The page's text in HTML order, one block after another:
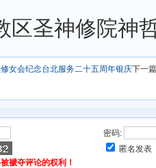
区圣神修院神
女会纪念台北服务二十五周年银庆下一
密码:
匿名发表
褫夺评论的权利！